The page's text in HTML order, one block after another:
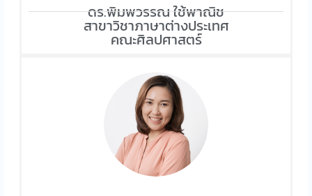
ดร.พิมพวรรณ ใช้พาณิช
สาขาวิชาภาษาต่างประเทศ
คณะศิลปศาสตร์